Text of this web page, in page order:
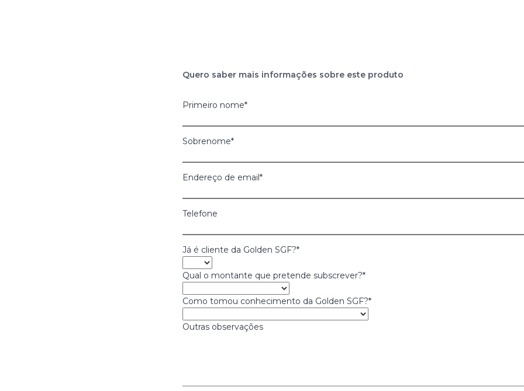
OBRIGAÇÕES
INVESTIMENTOS
LIQUIDEZ Euribor a 1
Classe de Risco [mín.1;máx.7]
Quero saber mais informações sobre este produto
Primeiro nome*
Sobrenome*
Endereço de email*
Telefone
Já é cliente da Golden SGF?*
Qual o montante que pretende subscrever?*
Como tomou conhecimento da Golden SGF?*
Outras observações